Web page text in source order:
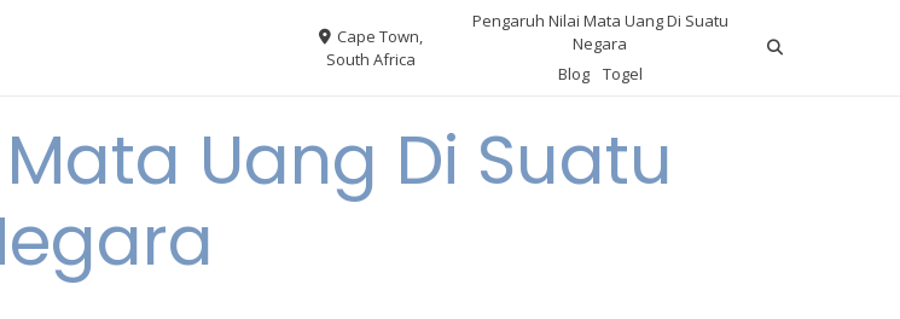
Cape Town,
South Africa
Pengaruh Nilai Mata Uang Di Suatu
Negara
Blog
Togel
Uang Di Suatu